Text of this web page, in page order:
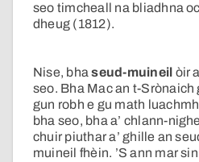
seo timcheall na bliadhna
dheug (1812).
Nise, bhaseud-muineil òir
seo. Bha Mac an t-
gun robh e gu math
bha seo, bha a’ chlann-
chuir piuthar a’ ghille an
muineil fhèin. ’S ann mar